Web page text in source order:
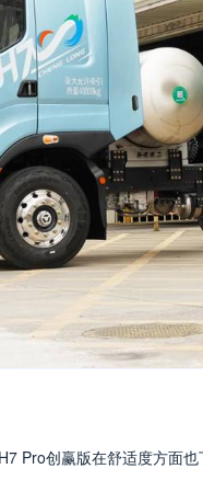
Pro创赢版在舒适度方面